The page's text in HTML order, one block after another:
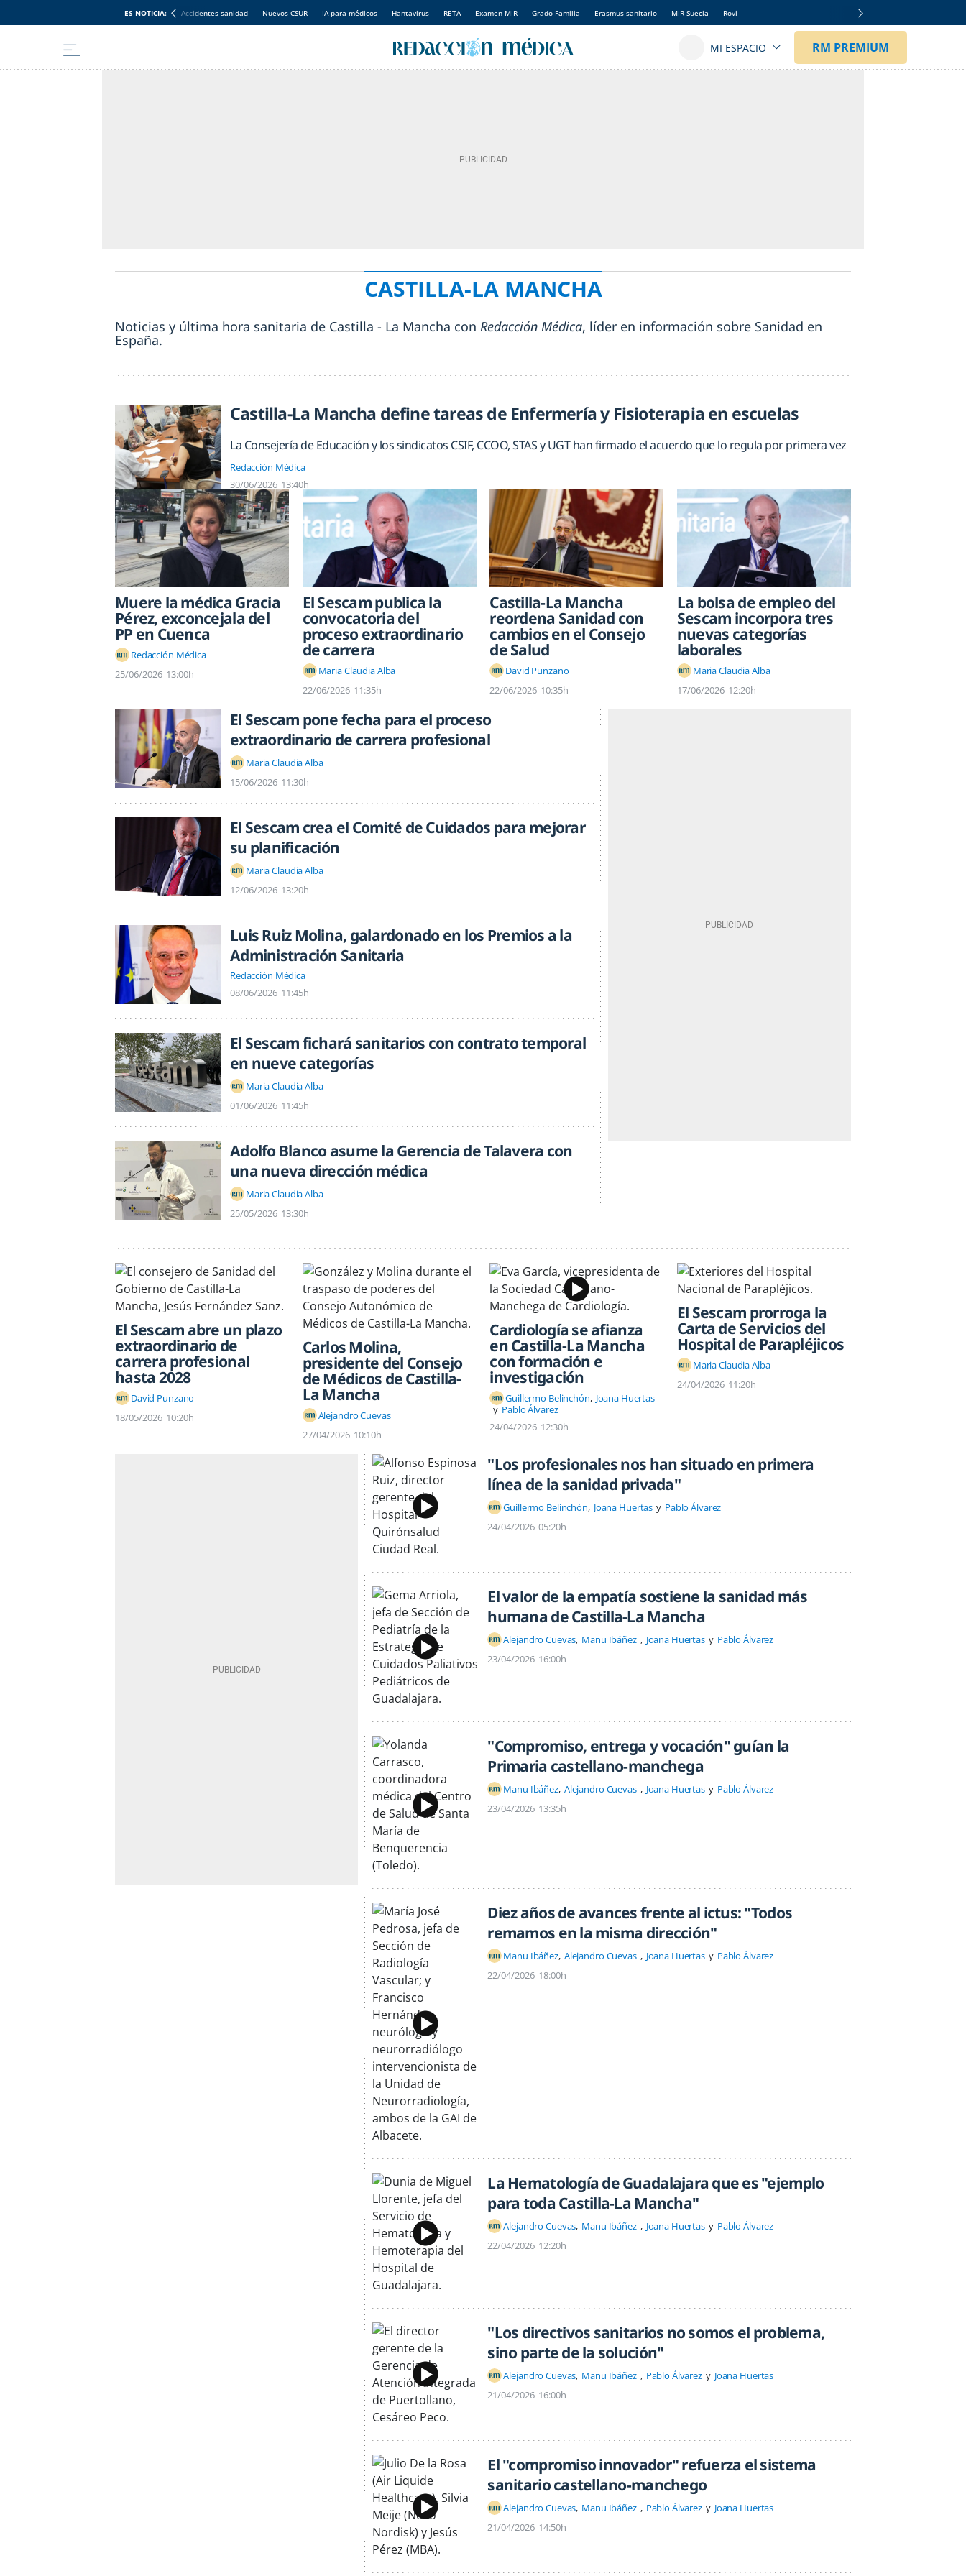
ES NOTICIA: Accidentes sanidad Nuevos CSUR IA para médicos Hantavirus RETA Examen MIR Grado Familia Erasmus sanitario MIR Suecia Rovi
CASTILLA-LA MANCHA
Noticias y última hora sanitaria de Castilla - La Mancha con Redacción Médica, líder en información sobre Sanidad en
España.
Castilla-La Mancha define tareas de Enfermería y Fisioterapia en escuelas
La Consejería de Educación y los sindicatos CSIF, CCOO, STAS y UGT han firmado el acuerdo que lo regula por primera vez
Redacción Médica
30/06/2026 13:40h
Muere la médica Gracia
Pérez, exconcejala del
PP en Cuenca
Redacción Médica
25/06/2026 13:00h
El Sescam publica la
convocatoria del
proceso extraordinario
de carrera
Maria Claudia Alba
22/06/2026 11:35h
Castilla-La Mancha
reordena Sanidad con
cambios en el Consejo
de Salud
David Punzano
22/06/2026 10:35h
La bolsa de empleo del
Sescam incorpora tres
nuevas categorías
laborales
Maria Claudia Alba
17/06/2026 12:20h
El Sescam pone fecha para el proceso
extraordinario de carrera profesional
Maria Claudia Alba
15/06/2026 11:30h
El Sescam crea el Comité de Cuidados para mejorar
su planificación
Maria Claudia Alba
12/06/2026 13:20h
Luis Ruiz Molina, galardonado en los Premios a la
Administración Sanitaria
Redacción Médica
08/06/2026 11:45h
El Sescam fichará sanitarios con contrato temporal
en nueve categorías
Maria Claudia Alba
01/06/2026 11:45h
Adolfo Blanco asume la Gerencia de Talavera con
una nueva dirección médica
Maria Claudia Alba
25/05/2026 13:30h
El Sescam abre un plazo
extraordinario de
carrera profesional
hasta 2028
David Punzano
18/05/2026 10:20h
Carlos Molina,
presidente del Consejo
de Médicos de Castilla-
La Mancha
Alejandro Cuevas
27/04/2026 10:10h
Cardiología se afianza
en Castilla-La Mancha
con formación e
investigación
Guillermo Belinchón Joana Huertas
Pablo Álvarez
24/04/2026 12:30h
El Sescam prorroga la
Carta de Servicios del
Hospital de Parapléjicos
Maria Claudia Alba
24/04/2026 11:20h
"Los profesionales nos han situado en primera
línea de la sanidad privada"
Guillermo Belinchón Joana Huertas
Pablo Álvarez
24/04/2026 05:20h
El valor de la empatía sostiene la sanidad más
humana de Castilla-La Mancha
Alejandro Cuevas Manu Ibáñez Joana Huertas
Pablo Álvarez
23/04/2026 16:00h
"Compromiso, entrega y vocación" guían la
Primaria castellano-manchega
Manu Ibáñez Alejandro Cuevas Joana Huertas
Pablo Álvarez
23/04/2026 13:35h
Diez años de avances frente al ictus: "Todos
remamos en la misma dirección"
Manu Ibáñez Alejandro Cuevas Joana Huertas
Pablo Álvarez
22/04/2026 18:00h
La Hematología de Guadalajara que es "ejemplo
para toda Castilla-La Mancha"
Alejandro Cuevas Manu Ibáñez Joana Huertas
Pablo Álvarez
22/04/2026 12:20h
"Los directivos sanitarios no somos el problema,
sino parte de la solución"
Alejandro Cuevas Manu Ibáñez Pablo Álvarez
Joana Huertas
21/04/2026 16:00h
El "compromiso innovador" refuerza el sistema
sanitario castellano-manchego
Alejandro Cuevas Manu Ibáñez Pablo Álvarez
Joana Huertas
21/04/2026 14:50h